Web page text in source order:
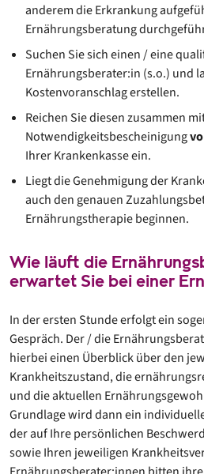
anderem die Erkrankung
Ernährungsberatung
Suchen Sie sich einen / eine
Ernährungsberater:in (s.o.) und
Kostenvoranschlag erstellen.
Reichen Sie diesen zusammen
Notwendigkeitsbescheinigung
Ihrer Krankenkasse ein.
Liegt die Genehmigung der
auch den genauen
Ernährungstherapie beginnen.
Wie läuft die
erwartet Sie bei einer
In der ersten Stunde erfolgt ein
Gespräch. Der / die
hierbei einen Überblick über den
Krankheitszustand, die
und die aktuellen
Grundlage wird dann ein
der auf Ihre persönlichen
sowie Ihren jeweiligen